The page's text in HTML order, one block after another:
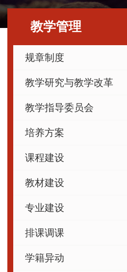
教学管理
规章制度
教学研究与教学改革
教学指导委员会
培养方案
课程建设
教材建设
专业建设
排课调课
学籍异动